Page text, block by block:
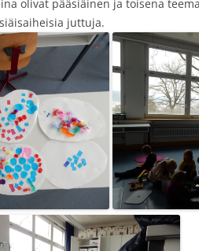
JÄRJESTYSSÄÄNNÖT
olivat pääsiäinen ja toisena
juttuja.